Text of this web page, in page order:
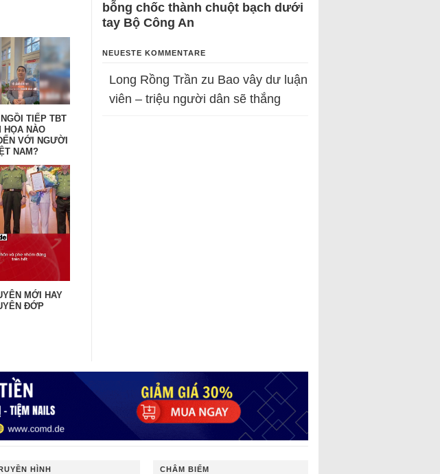
TIẾP TBT
HỌA NÀO
VỚI NGƯỜI
NAM?
MỚI HAY
ĐỚP
bỗng chốc thành chuột bạch dưới
tay Bộ Công An
NEUESTE KOMMENTARE
Long Rồng Trần zu Bao vây dư luận
viên – triệu người dân sẽ thắng
HÌNH CHÂM BIẾM